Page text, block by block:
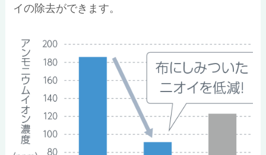
イの除去ができます。